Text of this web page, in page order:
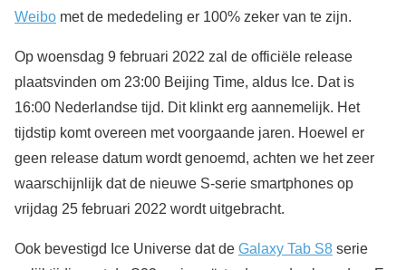
Weibo met de mededeling er 100% zeker van te zijn.
Op woensdag 9 februari 2022 zal de officiële release
plaatsvinden om 23:00 Beijing Time, aldus Ice. Dat is
16:00 Nederlandse tijd. Dit klinkt erg aannemelijk. Het
tijdstip komt overeen met voorgaande jaren. Hoewel er
geen release datum wordt genoemd, achten we het zeer
waarschijnlijk dat de nieuwe S-serie smartphones op
vrijdag 25 februari 2022 wordt uitgebracht.
Ook bevestigd Ice Universe dat de Galaxy Tab S8 serie